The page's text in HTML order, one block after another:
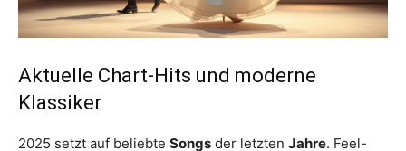
Aktuelle Chart-Hits und moderne
Klassiker
2025 setzt auf beliebte Songs der letzten Jahre. Feel-